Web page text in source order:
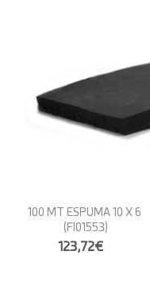
100 MT ESPUMA 10 X 6
(FI01553)
123,72€